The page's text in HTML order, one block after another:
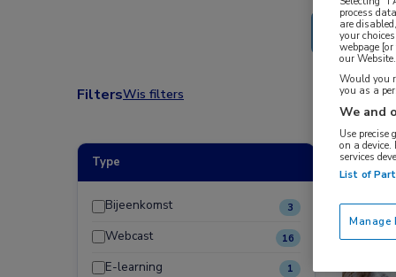
FiltersWis filters
Type
Bijeenkomst 3
Webcast 16
E-learning 1
process
are
your
webpage
our
Would you
you as a
We and
Use
on a
services
List of
Manage